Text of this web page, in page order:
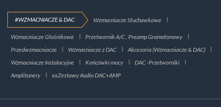
#WZMACNIACZE & DAC Wzmacniacze Słuchawkowe
Wzmacniacze Głośnikowe
Przetwornik A/C , Preamp Gramofonowy
Przedwzmacniacze
Wzmacniacze z DAC
Akcesoria (Wzmacniacze & DAC)
Wzmacniacze Instalacyjne
Końcówki mocy
DAC -Przetworniki
Amplitunery
xxZestawy Audio DAC+AMP